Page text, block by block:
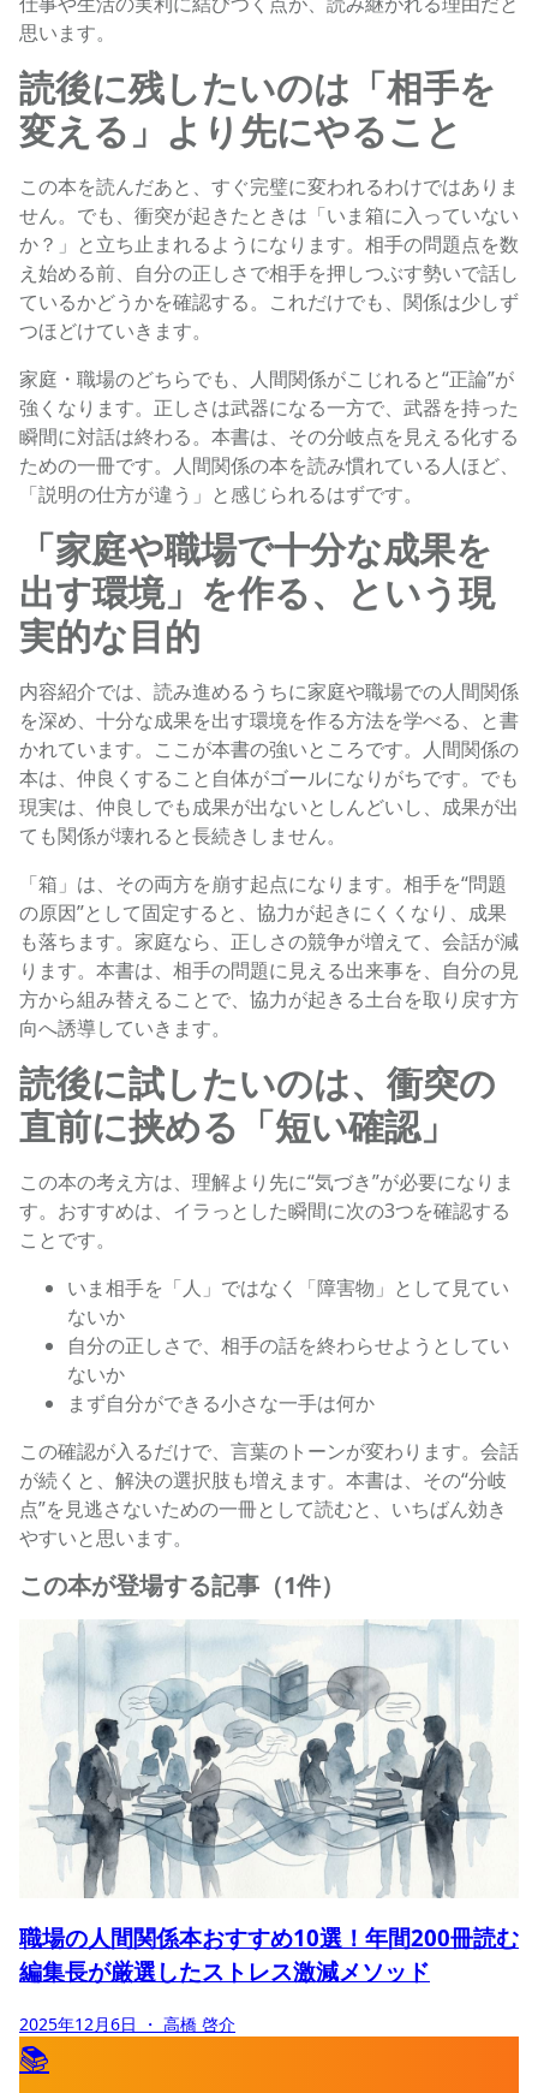
思います。
読後に残したいのは「相手を
変える」より先にやること
この本を読んだあと、すぐ完璧に変われるわけではありま
せん。でも、衝突が起きたときは「いま箱に入っていない
か？」と立ち止まれるようになります。相手の問題点を数
え始める前、自分の正しさで相手を押しつぶす勢いで話し
ているかどうかを確認する。これだけでも、関係は少しず
つほどけていきます。
家庭・職場のどちらでも、人間関係がこじれると“正論”が
強くなります。正しさは武器になる一方で、武器を持った
瞬間に対話は終わる。本書は、その分岐点を見える化する
ための一冊です。人間関係の本を読み慣れている人ほど、
「説明の仕方が違う」と感じられるはずです。
「家庭や職場で十分な成果を
出す環境」を作る、という現
実的な目的
内容紹介では、読み進めるうちに家庭や職場での人間関係
を深め、十分な成果を出す環境を作る方法を学べる、と書
かれています。ここが本書の強いところです。人間関係の
本は、仲良くすること自体がゴールになりがちです。でも
現実は、仲良しでも成果が出ないとしんどいし、成果が出
ても関係が壊れると長続きしません。
「箱」は、その両方を崩す起点になります。相手を“問題
の原因”として固定すると、協力が起きにくくなり、成果
も落ちます。家庭なら、正しさの競争が増えて、会話が減
ります。本書は、相手の問題に見える出来事を、自分の見
方から組み替えることで、協力が起きる土台を取り戻す方
向へ誘導していきます。
読後に試したいのは、衝突の
直前に挟める「短い確認」
この本の考え方は、理解より先に“気づき”が必要になりま
す。おすすめは、イラっとした瞬間に次の3つを確認する
ことです。
いま相手を「人」ではなく「障害物」として見てい
ないか
自分の正しさで、相手の話を終わらせようとしてい
ないか
まず自分ができる小さな一手は何か
この確認が入るだけで、言葉のトーンが変わります。会話
が続くと、解決の選択肢も増えます。本書は、その“分岐
点”を見逃さないための一冊として読むと、いちばん効き
やすいと思います。
この本が登場する記事（1件）
職場の人間関係本おすすめ10選！年間200冊読む
編集長が厳選したストレス激減メソッド
2025年12月6日 ・ 高橋 啓介
📚